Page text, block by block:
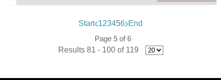
Start 123456 End
Page 5 of 6
Results 81 - 100 of 119